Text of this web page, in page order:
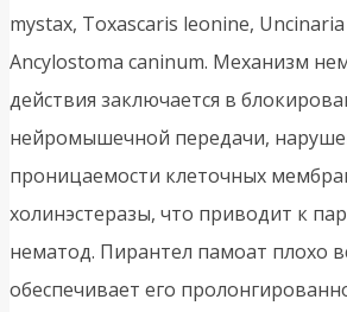
mystax, Toxascaris leonine,
Ancylostoma caninum. Механизм
действия заключается в
нейромышечной передачи,
проницаемости клеточных
холинэстеразы, что приводит к
нематод. Пирантел памоат плохо
обеспечивает его